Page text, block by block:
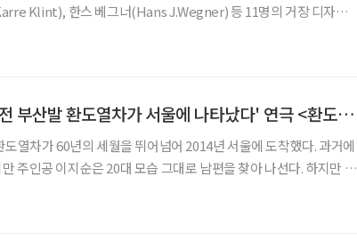
Klint), 한스 베그너(Hans J.Wegner) 등 11명의 거장 디자이
[추천 공연] '60년 전 부산발 환도열차가 서울에 나타났다' 연극 <환도열차>의 장우재 연출
열차가 60년의 세월을 뛰어넘어 2014년 서울에 도착했다. 과거에
주인공 이지순은 20대 모습 그대로 남편을 찾아 나선다. 하지만 남